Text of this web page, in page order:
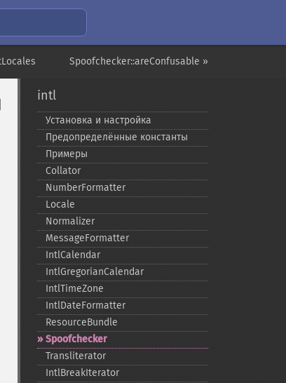
Spoofchecker::areConfusable »
intl
Установка и настройка
Предопределённые константы
Примеры
Collator
NumberFormatter
Locale
Normalizer
MessageFormatter
IntlCalendar
IntlGregorianCalendar
IntlTimeZone
IntlDateFormatter
ResourceBundle
Spoofchecker
Transliterator
IntlBreakIterator